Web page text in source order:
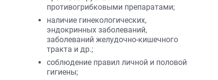
противогрибковыми препаратами;
наличие гинекологических,
эндокринных заболеваний,
заболеваний желудочно-кишечного
тракта и др.;
соблюдение правил личной и половой
гигиены;